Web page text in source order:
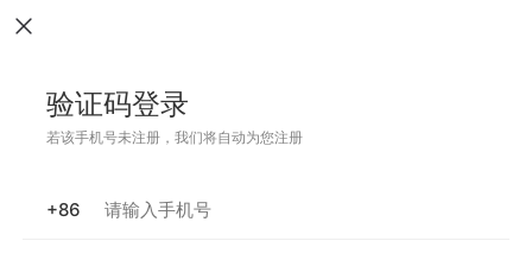
验证码登录
若该手机号未注册，我们将自动为您注册
+86